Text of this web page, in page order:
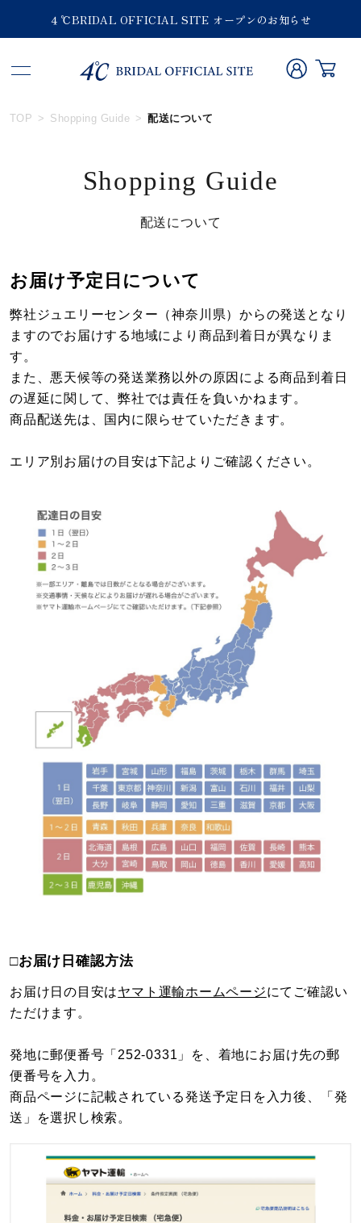
４℃BRIDAL OFFICIAL SITE オープンのお知らせ
TOP Shopping Guide 配送について
Shopping Guide
配送について
お届け予定日について
弊社ジュエリーセンター（神奈川県）からの発送となり
ますのでお届けする地域により商品到着日が異なりま
す。
また、悪天候等の発送業務以外の原因による商品到着日
の遅延に関して、弊社では責任を負いかねます。
商品配送先は、国内に限らせていただきます。
エリア別お届けの目安は下記よりご確認ください。
□お届け日確認方法
お届け日の目安はヤマト運輸ホームページにてご確認い
ただけます。
発地に郵便番号「252-0331」を、着地にお届け先の郵
便番号を入力。
商品ページに記載されている発送予定日を入力後、「発
送」を選択し検索。